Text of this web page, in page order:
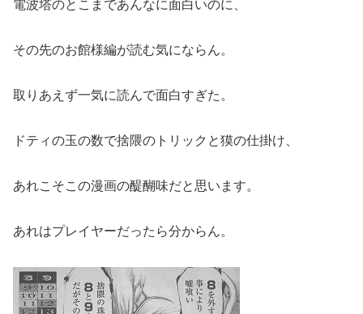
電波塔のとこまであんなに面白いのに、
その先のお館様編が読む気にならん。
取りあえず一気に読んで面白すぎた。
ドティの玉の数で捨隈のトリックと獏の仕掛け、
あれこそこの漫画の醍醐味だと思います。
あれはプレイヤーだったら分からん。